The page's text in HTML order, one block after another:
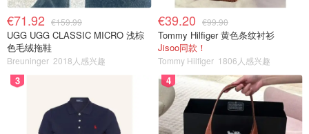
€71.92 €159.99
UGG UGG CLASSIC MICRO 浅棕
色毛绒拖鞋
Breuninger 2018人感兴趣
€39.20 €99.90
Tommy Hilfiger 黄色条纹衬衫
Jisoo同款！
Tommy Hilfiger 1806人感兴趣
3 4